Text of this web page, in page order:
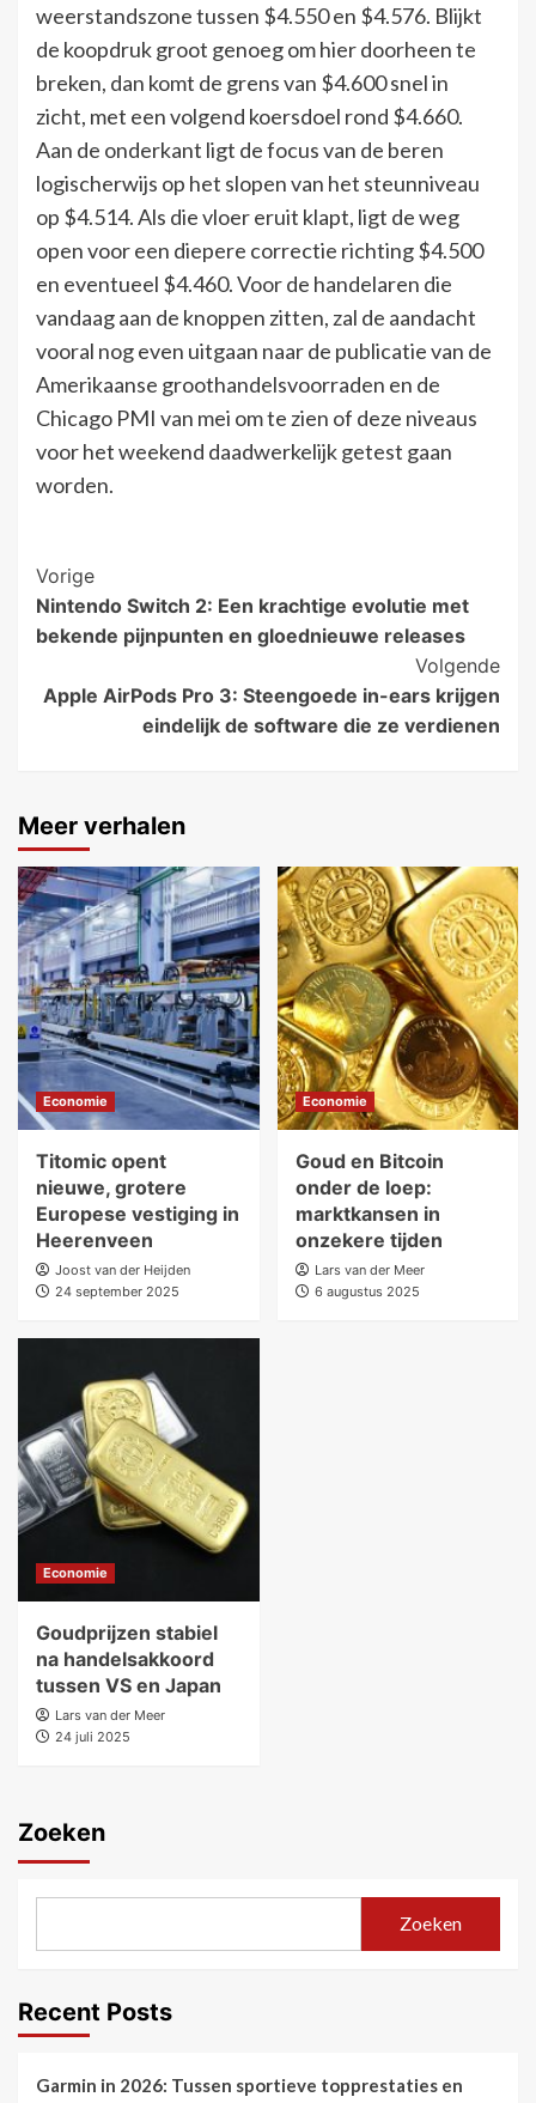
weerstandszone tussen $4.550 en $4.576. Blijkt
de koopdruk groot genoeg om hier doorheen te
breken, dan komt de grens van $4.600 snel in
zicht, met een volgend koersdoel rond $4.660.
Aan de onderkant ligt de focus van de beren
logischerwijs op het slopen van het steunniveau
op $4.514. Als die vloer eruit klapt, ligt de weg
open voor een diepere correctie richting $4.500
en eventueel $4.460. Voor de handelaren die
vandaag aan de knoppen zitten, zal de aandacht
vooral nog even uitgaan naar de publicatie van de
Amerikaanse groothandelsvoorraden en de
Chicago PMI van mei om te zien of deze niveaus
voor het weekend daadwerkelijk getest gaan
worden.
Bericht
navigatie
Vorige
Nintendo Switch 2: Een krachtige evolutie met
bekende pijnpunten en gloednieuwe releases
Volgende
Apple AirPods Pro 3: Steengoede in-ears krijgen
eindelijk de software die ze verdienen
Meer verhalen
Economie
Titomic opent
nieuwe, grotere
Europese vestiging in
Heerenveen
Joost van der Heijden
24 september 2025
Economie
Goud en Bitcoin
onder de loep:
marktkansen in
onzekere tijden
Lars van der Meer
6 augustus 2025
Economie
Goudprijzen stabiel
na handelsakkoord
tussen VS en Japan
Lars van der Meer
24 juli 2025
Zoeken
Zoeken
Recent Posts
Garmin in 2026: Tussen sportieve topprestaties en